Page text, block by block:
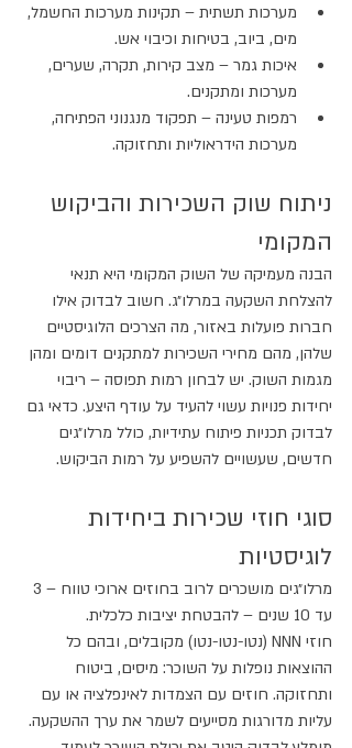
מערכות תשתית – תקינות מערכות החשמל,
מים, ביוב, בטיחות וכיבוי אש.
איכות גמר – מצב קירות, תקרה, שערים,
מערכות ומתקנים.
רמפות טעינה – תפקוד מנגנוני הפתיחה,
מערכות הידראוליות ותחזוקה.
ניתוח שוק השכירות והביקוש
המקומי
הבנה מעמיקה של השוק המקומי היא תנאי
להצלחת השקעה במרלו״ג. חשוב לבדוק אילו
חברות פועלות באזור, מה הצרכים הלוגיסטיים
שלהן, מהם מחירי השכירות למתקנים דומים ומהן
מגמות השוק. יש לבחון רמות תפוסה – ריבוי
יחידות פנויות עשוי להעיד על עודף היצע. כדאי גם
לבדוק תכניות פיתוח עתידיות, כולל מרלו״גים
חדשים, שעשויים להשפיע על רמות הביקוש.
סוגי חוזי שכירות ביחידות
לוגיסטיות
עד 10 שנים – להבטחת יציבות כלכלית.
חוזי NNN (נטו-נטו-נטו) מקובלים, ובהם כל
ההוצאות נופלות על השוכר: מיסים, ביטוח
ותחזוקה. חוזים עם הצמדות לאינפלציה או עם
עליות מדורגות מסייעים לשמר את ערך ההשקעה.